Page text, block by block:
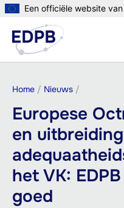
Overslaan
naar
gaan
Een officiële website
Kruimelpad
Home Nieuws
Europese
en
het VK:
goed